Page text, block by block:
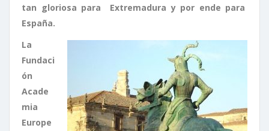
tan gloriosa para Extremadura y por ende para
España.
La
Fundaci
ón
Acade
mia
Europe